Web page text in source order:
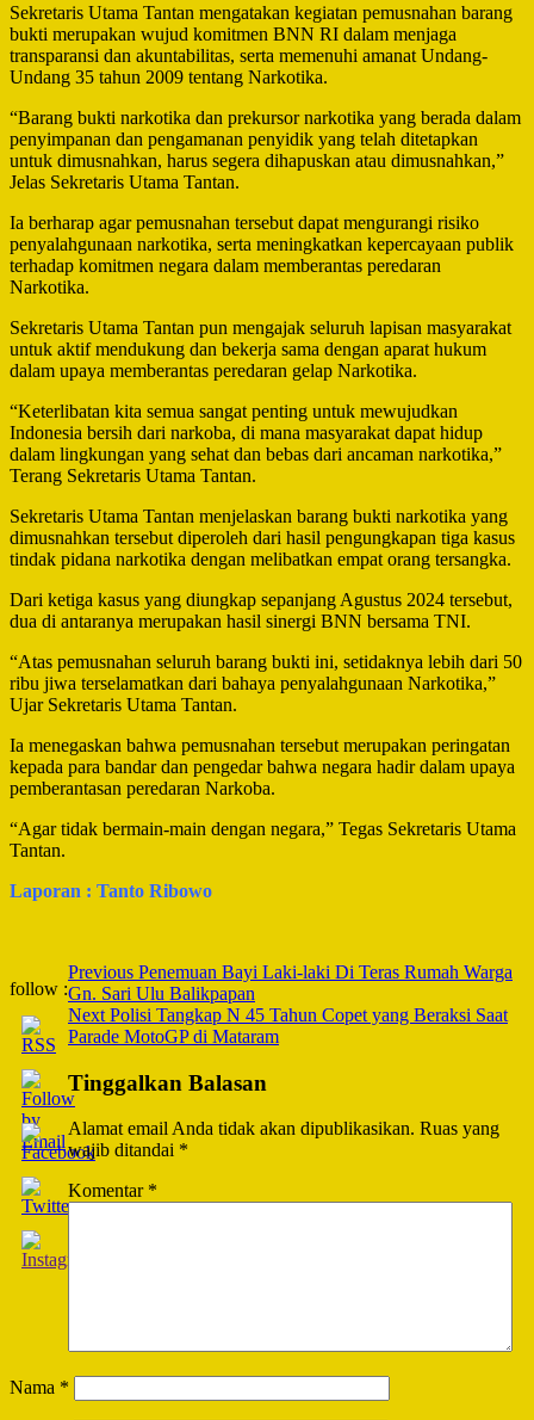
Sekretaris Utama Tantan mengatakan kegiatan pemusnahan barang
bukti merupakan wujud komitmen BNN RI dalam menjaga
transparansi dan akuntabilitas, serta memenuhi amanat Undang-
Undang 35 tahun 2009 tentang Narkotika.
“Barang bukti narkotika dan prekursor narkotika yang berada dalam
penyimpanan dan pengamanan penyidik yang telah ditetapkan
untuk dimusnahkan, harus segera dihapuskan atau dimusnahkan,”
Jelas Sekretaris Utama Tantan.
Ia berharap agar pemusnahan tersebut dapat mengurangi risiko
penyalahgunaan narkotika, serta meningkatkan kepercayaan publik
terhadap komitmen negara dalam memberantas peredaran
Narkotika.
Sekretaris Utama Tantan pun mengajak seluruh lapisan masyarakat
untuk aktif mendukung dan bekerja sama dengan aparat hukum
dalam upaya memberantas peredaran gelap Narkotika.
“Keterlibatan kita semua sangat penting untuk mewujudkan
Indonesia bersih dari narkoba, di mana masyarakat dapat hidup
dalam lingkungan yang sehat dan bebas dari ancaman narkotika,”
Terang Sekretaris Utama Tantan.
Sekretaris Utama Tantan menjelaskan barang bukti narkotika yang
dimusnahkan tersebut diperoleh dari hasil pengungkapan tiga kasus
tindak pidana narkotika dengan melibatkan empat orang tersangka.
Dari ketiga kasus yang diungkap sepanjang Agustus 2024 tersebut,
dua di antaranya merupakan hasil sinergi BNN bersama TNI.
“Atas pemusnahan seluruh barang bukti ini, setidaknya lebih dari 50
ribu jiwa terselamatkan dari bahaya penyalahgunaan Narkotika,”
Ujar Sekretaris Utama Tantan.
Ia menegaskan bahwa pemusnahan tersebut merupakan peringatan
kepada para bandar dan pengedar bahwa negara hadir dalam upaya
pemberantasan peredaran Narkoba.
“Agar tidak bermain-main dengan negara,” Tegas Sekretaris Utama
Tantan.
Laporan : Tanto Ribowo
follow :
Post
Navigation
Previous Penemuan Bayi Laki-laki Di Teras Rumah Warga
Gn. Sari Ulu Balikpapan
Next Polisi Tangkap N 45 Tahun Copet yang Beraksi Saat
Parade MotoGP di Mataram
Tinggalkan Balasan
Alamat email Anda tidak akan dipublikasikan. Ruas yang
wajib ditandai *
Komentar *
Nama *